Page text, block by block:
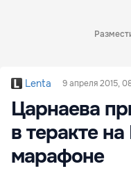
Lenta 9 апреля 2015,
Царнаева
в теракте
марафоне